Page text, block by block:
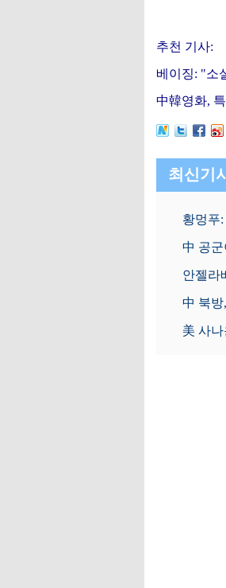
추천 기사:
베이징: "소
中韓영화,
최신기
황멍푸
中 공군
안젤라
中 북방
美 사